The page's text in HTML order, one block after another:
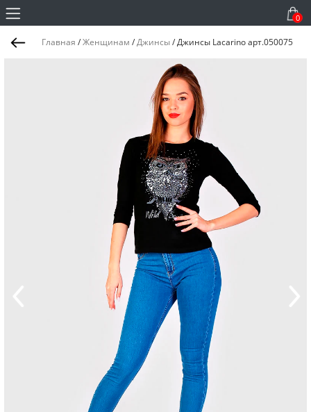
0
Главная /Женщинам /Джинсы/Джинсы Lacarino арт.050075